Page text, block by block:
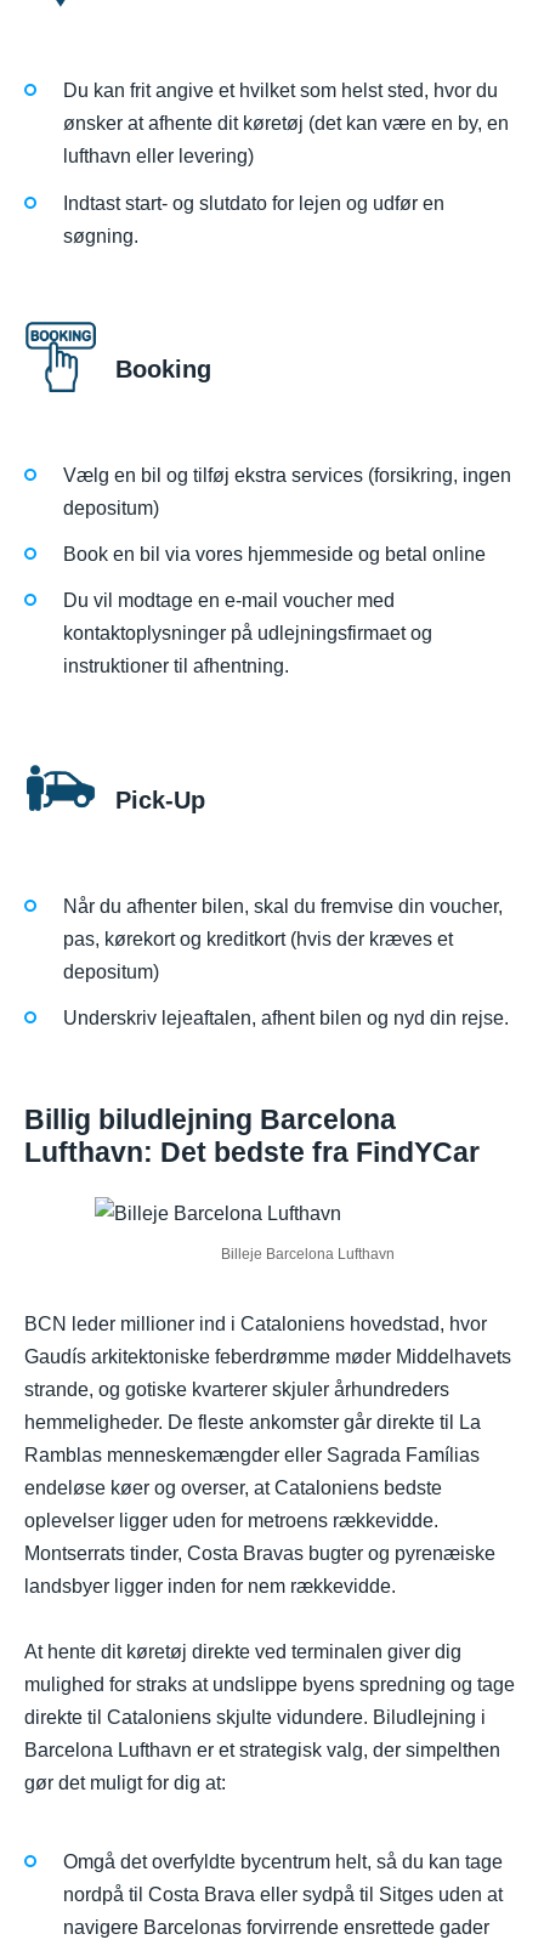
Du kan frit angive et hvilket som helst sted, hvor du
ønsker at afhente dit køretøj (det kan være en by, en
lufthavn eller levering)
Indtast start- og slutdato for lejen og udfør en
søgning.
Booking
Vælg en bil og tilføj ekstra services (forsikring, ingen
depositum)
Book en bil via vores hjemmeside og betal online
Du vil modtage en e-mail voucher med
kontaktoplysninger på udlejningsfirmaet og
instruktioner til afhentning.
Pick-Up
Når du afhenter bilen, skal du fremvise din voucher,
pas, kørekort og kreditkort (hvis der kræves et
depositum)
Underskriv lejeaftalen, afhent bilen og nyd din rejse.
Billig biludlejning Barcelona
Lufthavn: Det bedste fra FindYCar
Billeje Barcelona Lufthavn
BCN leder millioner ind i Cataloniens hovedstad, hvor
Gaudís arkitektoniske feberdrømme møder Middelhavets
strande, og gotiske kvarterer skjuler århundreders
hemmeligheder. De fleste ankomster går direkte til La
Ramblas menneskemængder eller Sagrada Famílias
endeløse køer og overser, at Cataloniens bedste
oplevelser ligger uden for metroens rækkevidde.
Montserrats tinder, Costa Bravas bugter og pyrenæiske
landsbyer ligger inden for nem rækkevidde.
At hente dit køretøj direkte ved terminalen giver dig
mulighed for straks at undslippe byens spredning og tage
direkte til Cataloniens skjulte vidundere. Biludlejning i
Barcelona Lufthavn er et strategisk valg, der simpelthen
gør det muligt for dig at:
Omgå det overfyldte bycentrum helt, så du kan tage
nordpå til Costa Brava eller sydpå til Sitges uden at
navigere Barcelonas forvirrende ensrettede gader